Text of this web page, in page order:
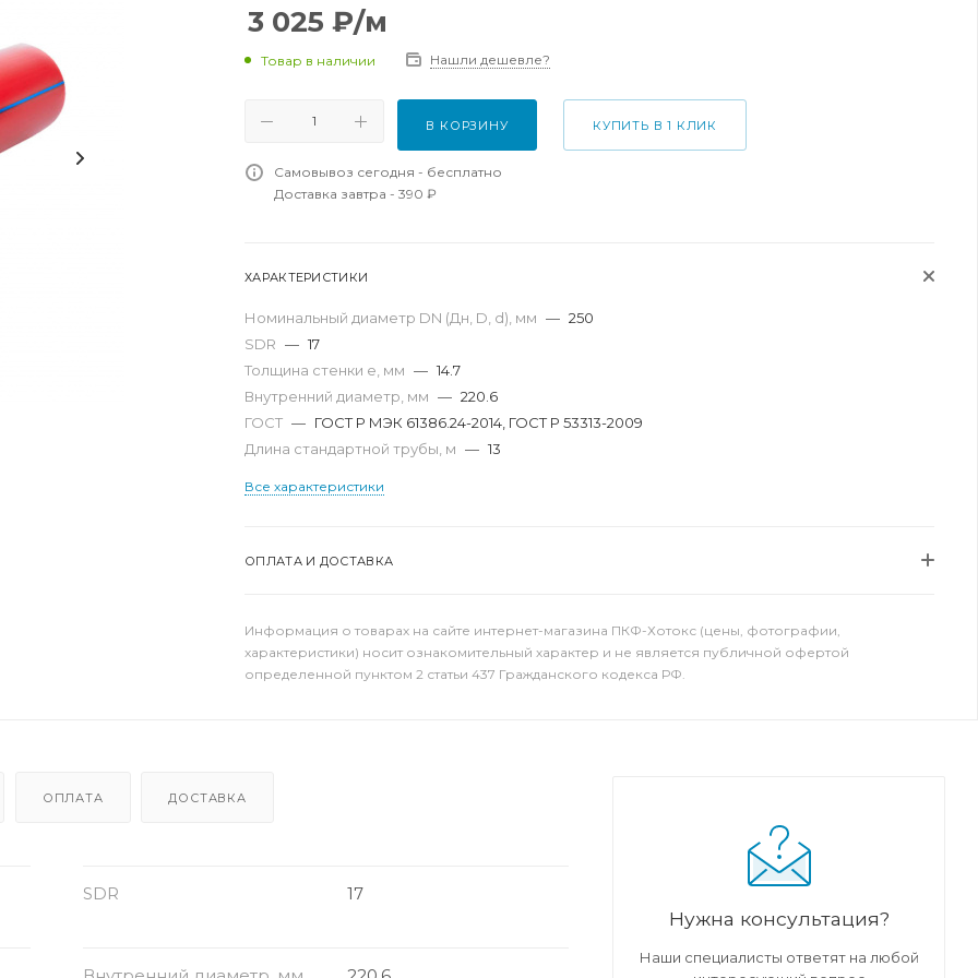
3 025 ₽/м
Товар в наличии Нашли дешевле?
В КОРЗИНУ КУПИТЬ В 1 КЛИК
Самовывоз сегодня - бесплатно
Доставка завтра - 390 ₽
ХАРАКТЕРИСТИКИ
Номинальный диаметр DN (Дн, D, d), мм — 250
SDR — 17
Толщина стенки e, мм — 14.7
Внутренний диаметр, мм — 220.6
ГОСТ — ГОСТ Р МЭК 61386.24-2014, ГОСТ Р 53313-2009
Длина стандартной трубы, м — 13
Все характеристики
ОПЛАТА И ДОСТАВКА
Информация о товарах на сайте интернет-магазина ПКФ-Хотокс (цены, фотографии,
характеристики) носит ознакомительный характер и не является публичной офертой
определенной пунктом 2 статьи 437 Гражданского кодекса РФ.
ОПЛАТА ДОСТАВКА
SDR 17
Нужна консультация?
Наши специалисты ответят на любой